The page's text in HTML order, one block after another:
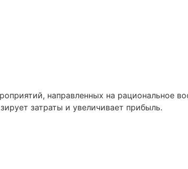
направленных на рациональное
затраты и увеличивает прибыль.